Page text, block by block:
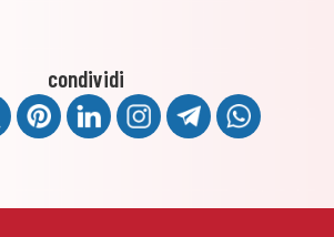
condividi